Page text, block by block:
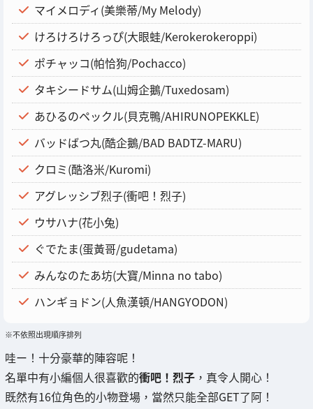
マイメロディ(美樂蒂/My Melody)
けろけろけろっぴ(大眼蛙/Kerokerokeroppi)
ポチャッコ(帕恰狗/Pochacco)
タキシードサム(山姆企鵝/Tuxedosam)
あひるのペックル(貝克鴨/AHIRUNOPEKKLE)
バッドばつ丸(酷企鵝/BAD BADTZ-MARU)
クロミ(酷洛米/Kuromi)
アグレッシブ烈子(衝吧！烈子)
ウサハナ(花小兔)
ぐでたま(蛋黃哥/gudetama)
みんなのたあ坊(大寶/Minna no tabo)
ハンギョドン(人魚漢頓/HANGYODON)
※不依照出現順序排列
哇ー！十分豪華的陣容呢！
名單中有小編個人很喜歡的衝吧！烈子 ，真令人開心！
既然有16位角色的小物登場，當然只能全部GET了阿！